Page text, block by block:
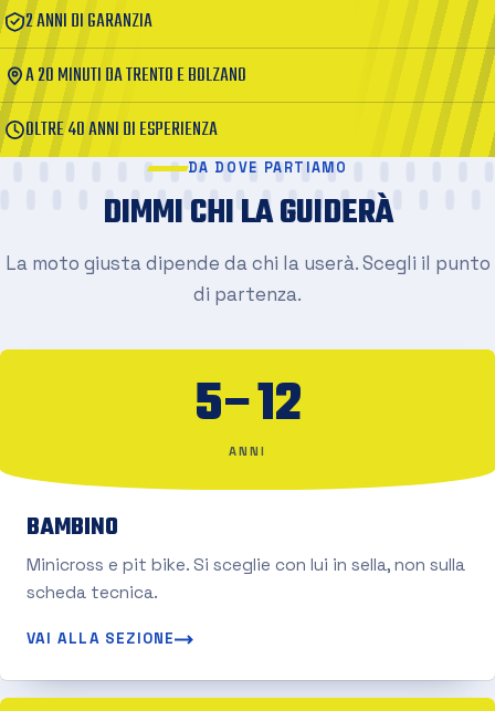
2 ANNI DI GARANZIA
A 20 MINUTI DA TRENTO E BOLZANO
OLTRE 40 ANNI DI ESPERIENZA
DA DOVE PARTIAMO
DIMMI CHI LA GUIDERÀ
La moto giusta dipende da chi la userà. Scegli il punto
di partenza.
5–12
ANNI
BAMBINO
Minicross e pit bike. Si sceglie con lui in sella, non sulla
scheda tecnica.
VAI ALLA SEZIONE